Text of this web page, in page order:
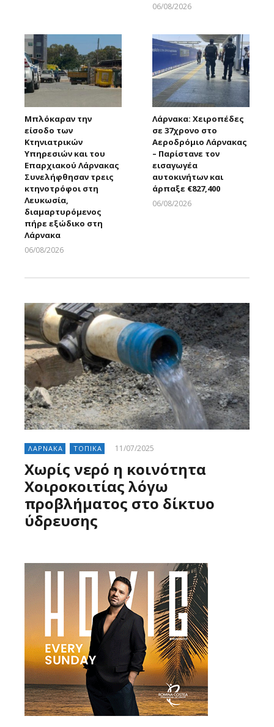
06/08/2026
Μπλόκαραν την
είσοδο των
Κτηνιατρικών
Υπηρεσιών και του
Επαρχιακού Λάρνακας
Συνελήφθησαν τρεις
κτηνοτρόφοι στη
Λευκωσία,
διαμαρτυρόμενος
πήρε εξώδικο στη
Λάρνακα
06/08/2026
Λάρνακα: Χειροπέδες
σε 37χρονο στο
Αεροδρόμιο Λάρνακας
– Παρίστανε τον
εισαγωγέα
αυτοκινήτων και
άρπαξε €827,400
06/08/2026
ΛΑΡΝΑΚΑ ΤΟΠΙΚΑ 11/07/2025
Χωρίς νερό η κοινότητα
Χοιροκοιτίας λόγω
προβλήματος στο δίκτυο
ύδρευσης